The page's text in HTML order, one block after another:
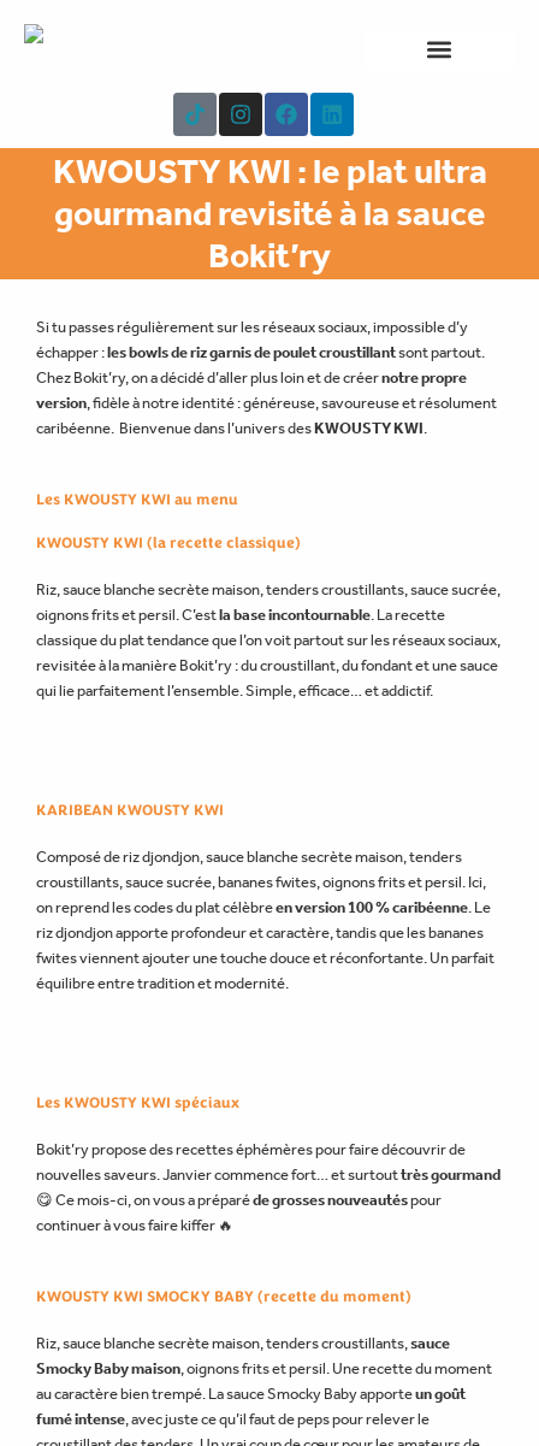
T
i
k
t
k
I
n
s
t
a
g
r
a
m
F
a
c
e
b
o
o
k
L
i
n
k
e
d
i
n
KWOUSTY KWI : le plat ultra
gourmand revisité à la sauce
Bokit’ry
Si tu passes régulièrement sur les réseaux sociaux, impossible d’y
échapper :les bowls de riz garnis de poulet croustillantsont partout.
Chez Bokit’ry, on a décidé d’aller plus loin et de créernotre propre
version, fidèle à notre identité : généreuse, savoureuse et résolument
caribéenne. Bienvenue dans l’univers desKWOUSTY KWI.
Les KWOUSTY KWI au menu
KWOUSTY KWI (la recette classique)
Riz, sauce blanche secrète maison, tenders croustillants, sauce sucrée,
oignons frits et persil. C’estla base incontournable. La recette
classique du plat tendance que l’on voit partout sur les réseaux sociaux,
revisitée à la manière Bokit’ry : du croustillant, du fondant et une sauce
qui lie parfaitement l’ensemble. Simple, efficace… et addictif.
KARIBEAN KWOUSTY KWI
Composé de riz djondjon, sauce blanche secrète maison, tenders
croustillants, sauce sucrée, bananes fwites, oignons frits et persil. Ici,
on reprend les codes du plat célèbreen version 100 % caribéenne. Le
riz djondjon apporte profondeur et caractère, tandis que les bananes
fwites viennent ajouter une touche douce et réconfortante. Un parfait
équilibre entre tradition et modernité.
Les KWOUSTY KWI spéciaux
Bokit’ry propose des recettes éphémères pour faire découvrir de
nouvelles saveurs. Janvier commence fort… et surtouttrès gourmand
😋 Ce mois-ci, on vous a préparéde grosses nouveautéspour
continuer à vous faire kiffer 🔥
KWOUSTY KWI SMOCKY BABY (recette du moment)
Riz, sauce blanche secrète maison, tenders croustillants, sauce
Smocky Baby maison, oignons frits et persil. Une recette du moment
au caractère bien trempé. La sauce Smocky Baby apporteun goût
fumé intense, avec juste ce qu’il faut de peps pour relever le